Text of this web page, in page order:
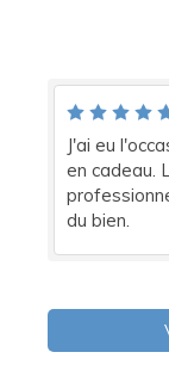
J'ai eu
en cadeau.
du bien.